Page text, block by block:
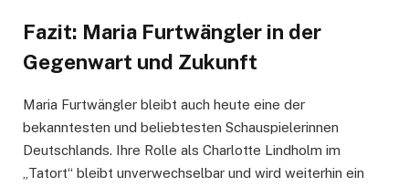
Fazit: Maria Furtwängler in der
Gegenwart und Zukunft
Maria Furtwängler bleibt auch heute eine der
bekanntesten und beliebtesten Schauspielerinnen
Deutschlands. Ihre Rolle als Charlotte Lindholm im
„Tatort“ bleibt unverwechselbar und wird weiterhin ein